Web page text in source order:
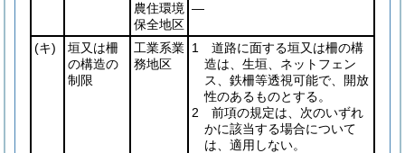
農住環境
保全地区
―
(キ)
垣又は柵
の構造の
制限
工業系業
務地区
1 道路に面する垣又は柵の構
造は、生垣、ネットフェン
ス、鉄柵等透視可能で、開放
性のあるものとする。
2 前項の規定は、次のいずれ
かに該当する場合について
は、適用しない。